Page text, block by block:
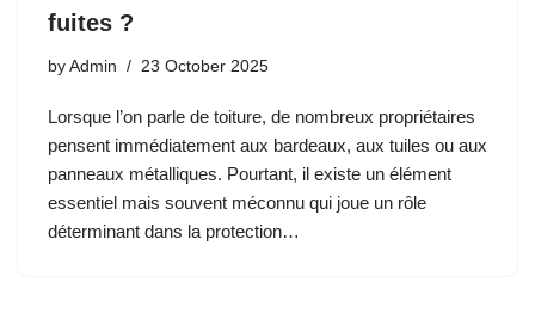
fuites ?
by Admin 23 October 2025
Lorsque l’on parle de toiture, de nombreux propriétaires
pensent immédiatement aux bardeaux, aux tuiles ou aux
panneaux métalliques. Pourtant, il existe un élément
essentiel mais souvent méconnu qui joue un rôle
déterminant dans la protection…